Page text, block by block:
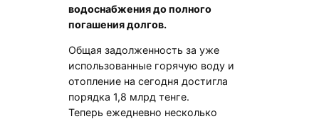
водоснабжения до полного
погашения долгов.
Общая задолженность за уже
использованные горячую воду и
отопление на сегодня достигла
порядка 1,8 млрд тенге.
Теперь ежедневно несколько